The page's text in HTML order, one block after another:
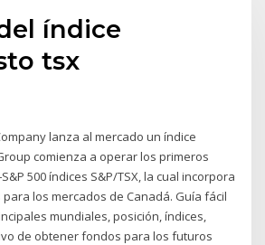
índice
tsx
lanza al mercado un índice
comienza a operar los primeros
500 índices S&P/TSX, la cual incorpora
los mercados de Canadá. Guía fácil
mundiales, posición, índices,
de obtener fondos para los futuros